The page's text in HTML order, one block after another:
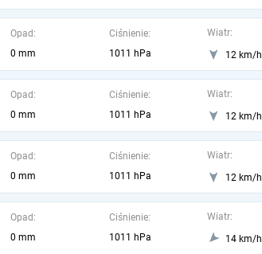
Opad:
0 mm
Ciśnienie:
1011 hPa
Wiatr:
12 km/h
Opad:
0 mm
Ciśnienie:
1011 hPa
Wiatr:
12 km/h
Opad:
0 mm
Ciśnienie:
1011 hPa
Wiatr:
12 km/h
Opad:
0 mm
Ciśnienie:
1011 hPa
Wiatr:
14 km/h